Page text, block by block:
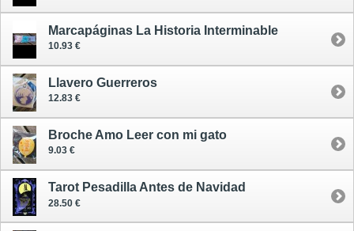
Marcapáginas La Historia Interminable
10.93 €
Llavero Guerreros
12.83 €
Broche Amo Leer con mi gato
9.03 €
Tarot Pesadilla Antes de Navidad
28.50 €